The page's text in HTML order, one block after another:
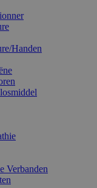
Handen
Verbanden